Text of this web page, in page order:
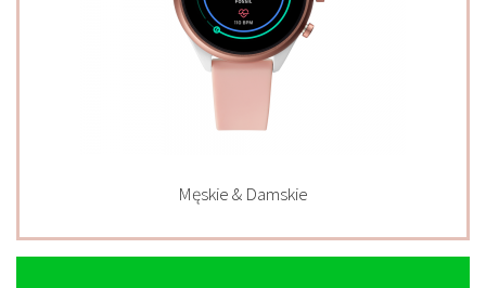
Męskie & Damskie